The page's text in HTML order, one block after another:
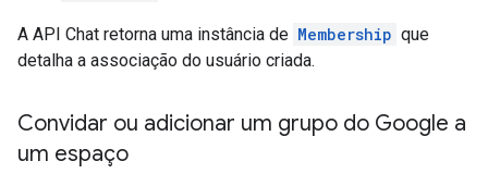
A API Chat retorna uma instância de Membership que
detalha a associação do usuário criada.
Convidar ou adicionar um grupo do Google a
um espaço